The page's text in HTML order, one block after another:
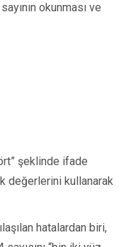
okunması ve
şeklinde ifade
değerlerini kullanarak
hatalardan biri,